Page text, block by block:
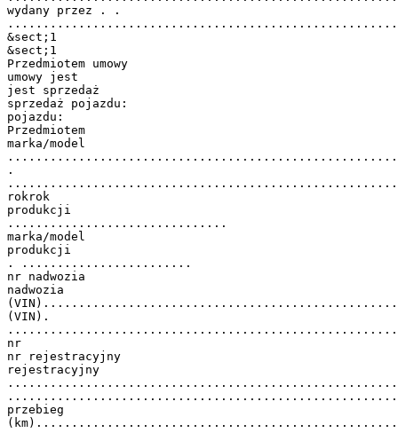
wydany przez . .
&sect;1
&sect;1
Przedmiotem umowy
umowy jest
jest sprzedaż
sprzedaż pojazdu:
pojazdu:
Przedmiotem
marka/model
.
rokrok
produkcji
...............................
marka/model
produkcji
. ........................
nr nadwozia
nadwozia
(VIN).
nr
nr rejestracyjny
rejestracyjny
przebieg